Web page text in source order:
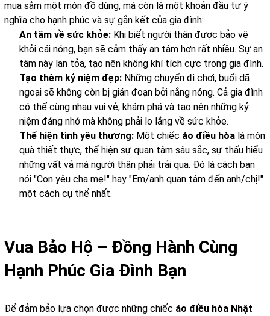
mua sắm một món đồ dùng, mà còn là một khoản đầu tư ý
nghĩa cho hạnh phúc và sự gắn kết của gia đình:
An tâm về sức khỏe: Khi biết người thân được bảo vệ
khỏi cái nóng, bạn sẽ cảm thấy an tâm hơn rất nhiều. Sự an
tâm này lan tỏa, tạo nên không khí tích cực trong gia đình.
Tạo thêm kỷ niệm đẹp: Những chuyến đi chơi, buổi dã
ngoại sẽ không còn bị gián đoạn bởi nắng nóng. Cả gia đình
có thể cùng nhau vui vẻ, khám phá và tạo nên những kỷ
niệm đáng nhớ mà không phải lo lắng về sức khỏe.
Thể hiện tình yêu thương: Một chiếc áo điều hòa là món
quà thiết thực, thể hiện sự quan tâm sâu sắc, sự thấu hiểu
những vất vả mà người thân phải trải qua. Đó là cách bạn
nói "Con yêu cha mẹ!" hay "Em/anh quan tâm đến anh/chị!"
một cách cụ thể nhất.
Vua Bảo Hộ – Đồng Hành Cùng
Hạnh Phúc Gia Đình Bạn
Để đảm bảo lựa chọn được những chiếc áo điều hòa Nhật